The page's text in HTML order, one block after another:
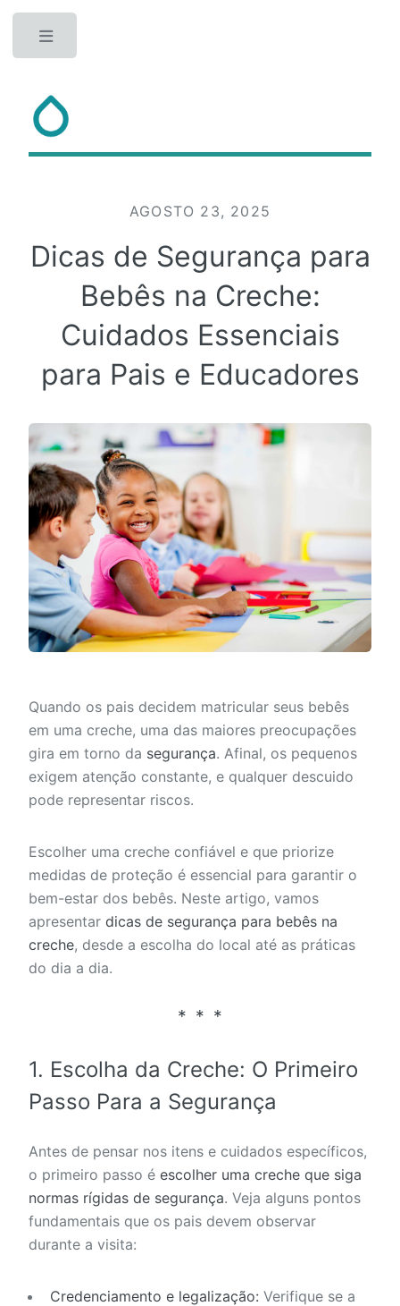
AGOSTO 23, 2025
Dicas de Segurança para
Bebês na Creche:
Cuidados Essenciais
para Pais e Educadores
Quando os pais decidem matricular seus bebês
em uma creche, uma das maiores preocupações
gira em torno da segurança. Afinal, os pequenos
exigem atenção constante, e qualquer descuido
pode representar riscos.
Escolher uma creche confiável e que priorize
medidas de proteção é essencial para garantir o
bem-estar dos bebês. Neste artigo, vamos
apresentar dicas de segurança para bebês na
creche, desde a escolha do local até as práticas
do dia a dia.
1. Escolha da Creche: O Primeiro
Passo Para a Segurança
Antes de pensar nos itens e cuidados específicos,
o primeiro passo é escolher uma creche que siga
normas rígidas de segurança. Veja alguns pontos
fundamentais que os pais devem observar
durante a visita:
Credenciamento e legalização: Verifique se a